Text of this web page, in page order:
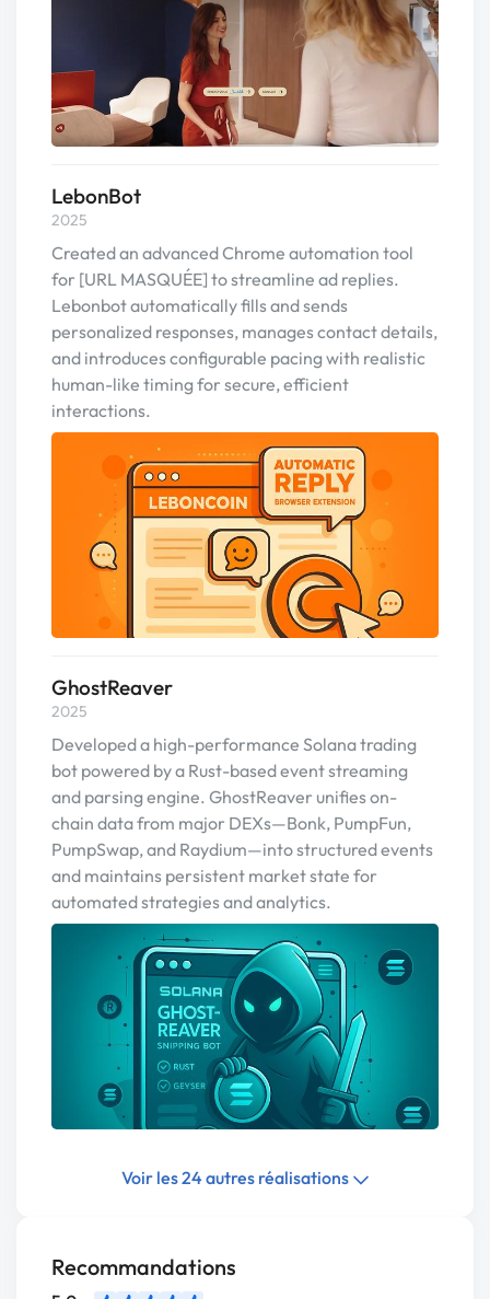
LebonBot
2025
Created an advanced Chrome automation tool
for [URL MASQUÉE] to streamline ad replies.
Lebonbot automatically fills and sends
personalized responses, manages contact details,
and introduces configurable pacing with realistic
human-like timing for secure, efficient
interactions.
GhostReaver
2025
Developed a high-performance Solana trading
bot powered by a Rust-based event streaming
and parsing engine. GhostReaver unifies on-
chain data from major DEXs—Bonk, PumpFun,
PumpSwap, and Raydium—into structured events
and maintains persistent market state for
automated strategies and analytics.
Voir les 24 autres réalisations
Recommandations